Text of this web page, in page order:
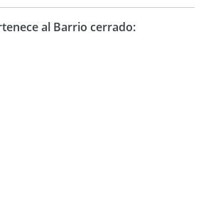
al Barrio cerrado: